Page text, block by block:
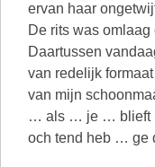
ervan haar
De rits was
Daartussen
van redelijk
van mijn
… als … je … blieft
och tend heb … ge